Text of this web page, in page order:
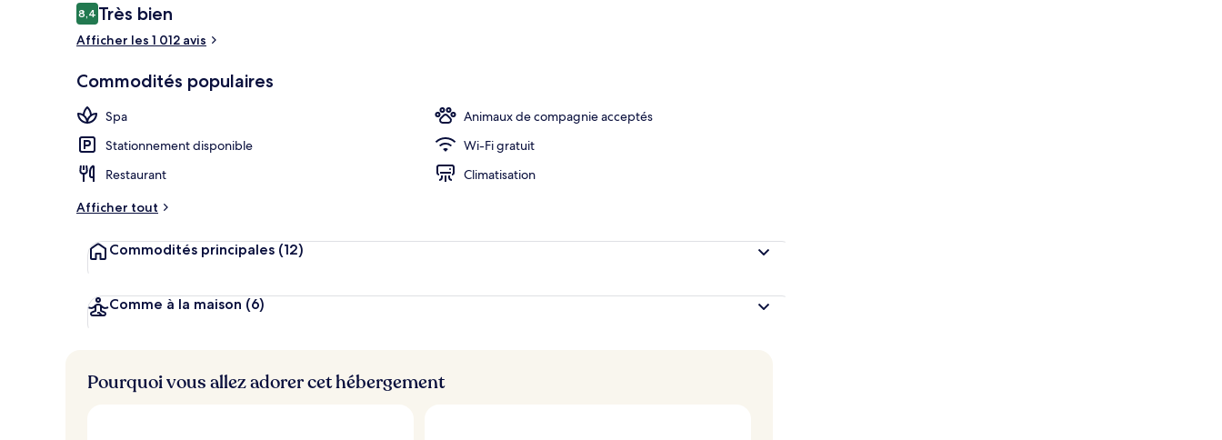
Avis
8,48,4 sur 10 –
Très bien
Afficher les 1 012 avis
Commodités populaires
Spa
Animaux de compagnie acceptés
Stationnement disponible
Wi-Fi gratuit
Restaurant
Climatisation
Afficher tout
Commodités principales (12)
Comme à la maison (6)
Pourquoi vous allez adorer cet hébergement